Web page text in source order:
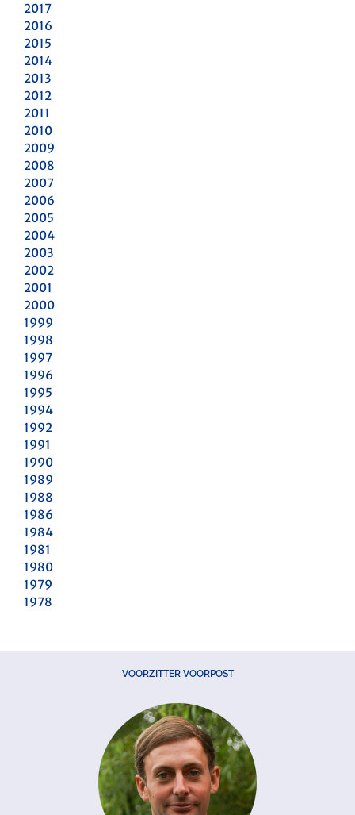
2017
2016
2015
2014
2013
2012
2011
2010
2009
2008
2007
2006
2005
2004
2003
2002
2001
2000
1999
1998
1997
1996
1995
1994
1992
1991
1990
1989
1988
1986
1984
1981
1980
1979
1978
VOORZITTER VOORPOST